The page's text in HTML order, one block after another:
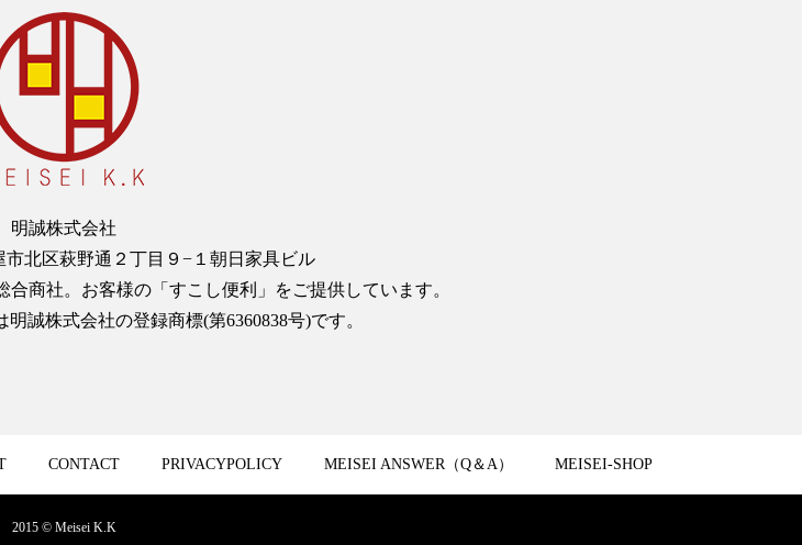
明誠株式会社
市北区萩野通２丁目９−１朝日家具ビル
商社。お客様の「すこし便利」をご提供しています。
誠株式会社の登録商標(第6360838号)です。
CONTACT PRIVACYPOLICY MEISEI ANSWER（Q＆A） MEISEI-SHOP
2015 © Meisei K.K